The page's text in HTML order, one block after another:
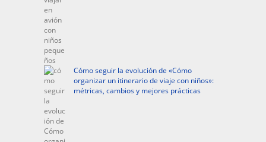
Cómo seguir la evolución de «Cómo
organizar un itinerario de viaje con niños»:
métricas, cambios y mejores prácticas